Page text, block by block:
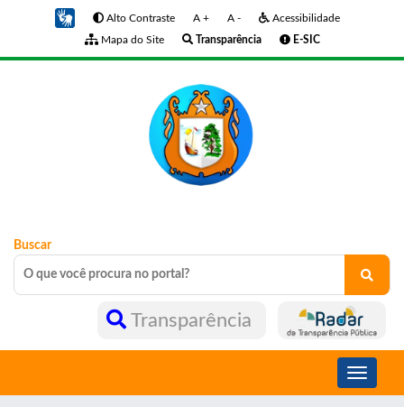
Alto Contraste A + A -
Acessibilidade
Mapa do Site
Transparência E-SIC
Buscar
Transparência
Toggle